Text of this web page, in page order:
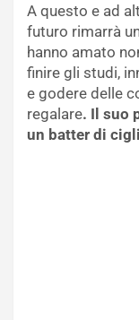
A questo e ad
futuro rimarrà
hanno amato
finire gli studi,
e godere delle
regalare. Il suo
un batter di